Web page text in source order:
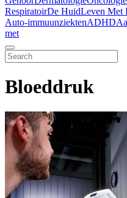
RespiratoirDe HuidLeven Met
Auto-immuunziektenADHD
met
Bloeddruk